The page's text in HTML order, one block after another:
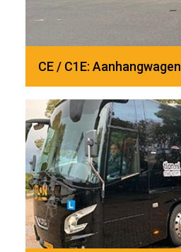
CE / C1E: Aanhangwagen